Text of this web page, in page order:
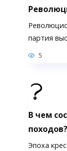
партия
5
В чем
Эпоха